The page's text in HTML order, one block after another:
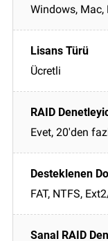
Windows, Mac,
Ücretli
Evet, 20'den
FAT, NTFS,